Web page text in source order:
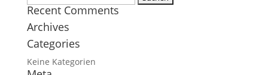
nach:
Recent Comments
Archives
Categories
Keine Kategorien